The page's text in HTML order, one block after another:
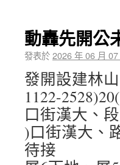
動轟先開公
發表於2026 年 06 月 07
發開設建林
1122-
口街漢大、
)口街漢大、
待接